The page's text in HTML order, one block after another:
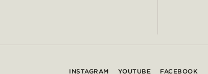
INSTAGRAM YOUTUBE FACEBOOK